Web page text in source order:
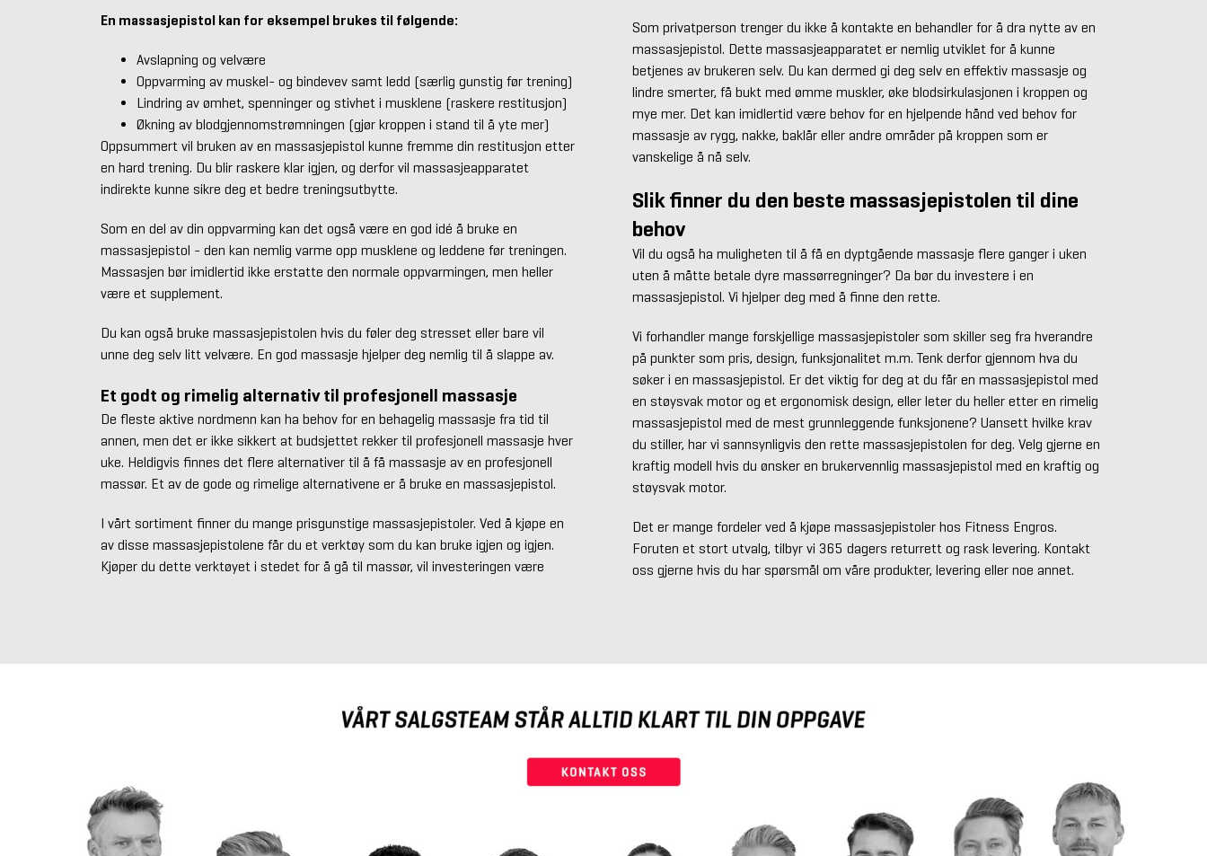
En massasjepistol kan for eksempel brukes til følgende:
Avslapning og velvære
Oppvarming av muskel- og bindevev samt ledd (særlig gunstig før trening)
Lindring av ømhet, spenninger og stivhet i musklene (raskere restitusjon)
Økning av blodgjennomstrømningen (gjør kroppen i stand til å yte mer)
Oppsummert vil bruken av en massasjepistol kunne fremme din restitusjon etter
en hard trening. Du blir raskere klar igjen, og derfor vil massasjeapparatet
indirekte kunne sikre deg et bedre treningsutbytte.
Som en del av din oppvarming kan det også være en god idé å bruke en
massasjepistol - den kan nemlig varme opp musklene og leddene før treningen.
Massasjen bør imidlertid ikke erstatte den normale oppvarmingen, men heller
være et supplement.
Du kan også bruke massasjepistolen hvis du føler deg stresset eller bare vil
unne deg selv litt velvære. En god massasje hjelper deg nemlig til å slappe av.
Et godt og rimelig alternativ til profesjonell massasje
De fleste aktive nordmenn kan ha behov for en behagelig massasje fra tid til
annen, men det er ikke sikkert at budsjettet rekker til profesjonell massasje hver
uke. Heldigvis finnes det flere alternativer til å få massasje av en profesjonell
massør. Et av de gode og rimelige alternativene er å bruke en massasjepistol.
I vårt sortiment finner du mange prisgunstige massasjepistoler. Ved å kjøpe en
av disse massasjepistolene får du et verktøy som du kan bruke igjen og igjen.
Kjøper du dette verktøyet i stedet for å gå til massør, vil investeringen være
Som privatperson trenger du ikke å kontakte en behandler for å dra nytte av en
massasjepistol. Dette massasjeapparatet er nemlig utviklet for å kunne
betjenes av brukeren selv. Du kan dermed gi deg selv en effektiv massasje og
lindre smerter, få bukt med ømme muskler, øke blodsirkulasjonen i kroppen og
mye mer. Det kan imidlertid være behov for en hjelpende hånd ved behov for
massasje av rygg, nakke, baklår eller andre områder på kroppen som er
vanskelige å nå selv.
Slik finner du den beste massasjepistolen til dine
behov
Vil du også ha muligheten til å få en dyptgående massasje flere ganger i uken
uten å måtte betale dyre massørregninger? Da bør du investere i en
massasjepistol. Vi hjelper deg med å finne den rette.
Vi forhandler mange forskjellige massasjepistoler som skiller seg fra hverandre
på punkter som pris, design, funksjonalitet m.m. Tenk derfor gjennom hva du
søker i en massasjepistol. Er det viktig for deg at du får en massasjepistol med
en støysvak motor og et ergonomisk design, eller leter du heller etter en rimelig
massasjepistol med de mest grunnleggende funksjonene? Uansett hvilke krav
du stiller, har vi sannsynligvis den rette massasjepistolen for deg. Velg gjerne en
kraftig modell hvis du ønsker en brukervennlig massasjepistol med en kraftig og
støysvak motor.
Det er mange fordeler ved å kjøpe massasjepistoler hos Fitness Engros.
Foruten et stort utvalg, tilbyr vi 365 dagers returrett og rask levering. Kontakt
oss gjerne hvis du har spørsmål om våre produkter, levering eller noe annet.